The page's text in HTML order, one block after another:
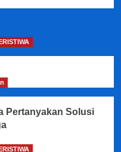
Pertanyakan Solusi